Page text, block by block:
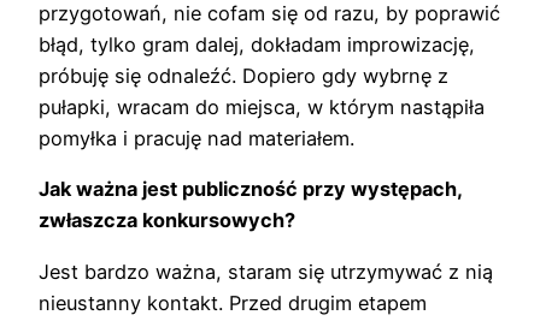
przygotowań, nie cofam się od razu, by poprawić
błąd, tylko gram dalej, dokładam improwizację,
próbuję się odnaleźć. Dopiero gdy wybrnę z
pułapki, wracam do miejsca, w którym nastąpiła
pomyłka i pracuję nad materiałem.
Jak ważna jest publiczność przy występach,
zwłaszcza konkursowych?
Jest bardzo ważna, staram się utrzymywać z nią
nieustanny kontakt. Przed drugim etapem